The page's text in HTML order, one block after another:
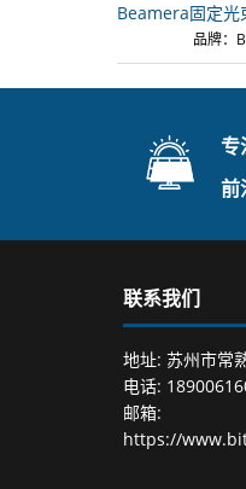
品牌：
专
前
联系我们
地址: 苏州市常
电话:
邮箱:
https://